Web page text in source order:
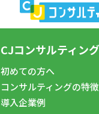
CJコンサルティング
初めての方へ
コンサルティングの特徴
導入企業例